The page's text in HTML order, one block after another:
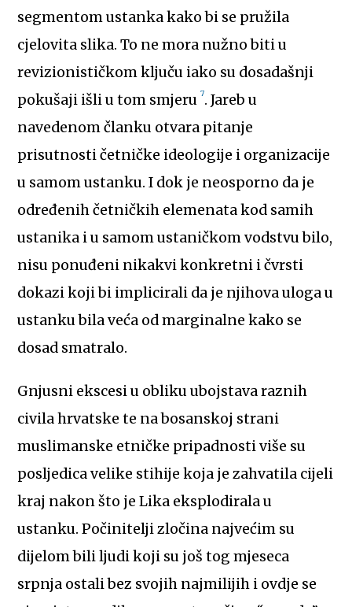
segmentom ustanka kako bi se pružila
cjelovita slika. To ne mora nužno biti u
revizionističkom ključu iako su dosadašnji
pokušaji išli u tom smjeru 7. Jareb u
navedenom članku otvara pitanje
prisutnosti četničke ideologije i organizacije
u samom ustanku. I dok je neosporno da je
određenih četničkih elemenata kod samih
ustanika i u samom ustaničkom vodstvu bilo,
nisu ponuđeni nikakvi konkretni i čvrsti
dokazi koji bi implicirali da je njihova uloga u
ustanku bila veća od marginalne kako se
dosad smatralo.
Gnjusni ekscesi u obliku ubojstava raznih
civila hrvatske te na bosanskoj strani
muslimanske etničke pripadnosti više su
posljedica velike stihije koja je zahvatila cijeli
kraj nakon što je Lika eksplodirala u
ustanku. Počinitelji zločina najvećim su
dijelom bili ljudi koji su još tog mjeseca
srpnja ostali bez svojih najmilijih i ovdje se